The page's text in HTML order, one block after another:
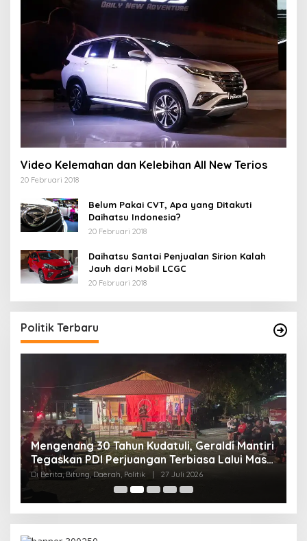
Video Kelemahan dan Kelebihan All New Terios
20 Februari 2018
Belum Pakai CVT, Apa yang Ditakuti
Daihatsu Indonesia?
20 Februari 2018
Daihatsu Santai Penjualan Sirion Kalah
Jauh dari Mobil LCGC
20 Februari 2018
Politik Terbaru
Mengenang 30 Tahun Kudatuli, Geraldi Mantiri
Tegaskan PDI Perjuangan Terbiasa Lalui Masa
Sulit
Di Berita, Bitung, Daerah, Politik 27 Juli 2026